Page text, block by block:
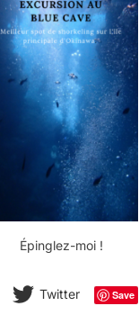
Épinglez-moi !
Twitter Save